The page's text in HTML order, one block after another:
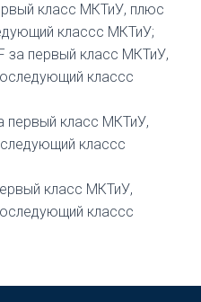
класс МКТиУ, плюс
классс МКТиУ;
за первый класс МКТиУ,
классс
первый класс МКТиУ,
классс
класс МКТиУ,
классс